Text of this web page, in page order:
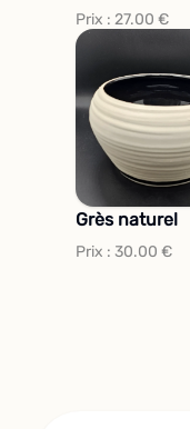
Prix : 27.00 €
Grès naturel
Prix : 30.00 €